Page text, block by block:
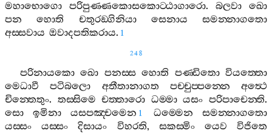
මහාභොගො
පරිපුණ‍්ණකොසකොට‍්ඨාගාරො. බලවා
ඛො
පන
හොති චතුරඞ‍්ගිනියා සෙනාය
සමන‍්නාගතො
අස‍්සවාය ඔවාදපතිකරාය. 1
248
පරිනායකො ඛො පනස‍්ස හොති පණ‍්ඩිතො වියත‍්තො
මෙධාවී
පටිබලො අතීතානාගත පච‍්චුප‍්පන‍්නෙ
අත්‍ථෙ
චින‍්තෙතුං. තස‍්සිමෙ චත‍්තාරො ධම‍්මා යසං පරිපාචෙන‍්ති.
සො
ඉමිනා යසපඤ‍්චමෙන 1 ධම‍්මෙන
සමන‍්නාගතො
යස‍්සං
යස‍්සං දිසායං විහරති, සකස‍්මිං යෙව
විජිතෙ